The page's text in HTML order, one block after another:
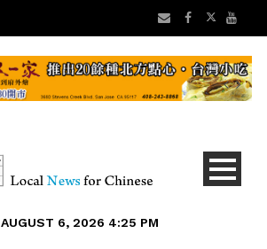
AUGUST 6, 2026 4:25 PM